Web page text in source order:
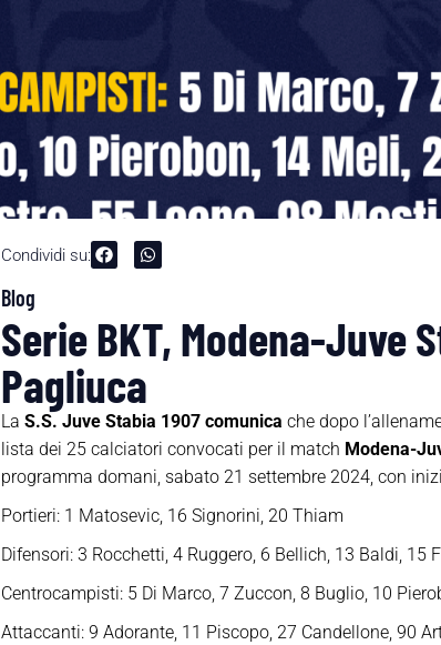
Condividi su:
Blog
Serie BKT, Modena-Juve
Pagliuca
La S.S. Juve Stabia 1907 comunica che dopo
lista dei 25 calciatori convocati per il match Modena-
programma domani, sabato 21 settembre 2024, con
Portieri: 1 Matosevic, 16 Signorini, 20 Thiam
Difensori: 3 Rocchetti, 4 Ruggero, 6 Bellich, 13 Baldi,
Centrocampisti: 5 Di Marco, 7 Zuccon, 8 Buglio, 10
Attaccanti: 9 Adorante, 11 Piscopo, 27 Candellone, 90